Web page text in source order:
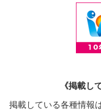
《掲載し
掲載している各種情報